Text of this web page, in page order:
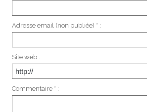
Adresse email (non publiée) * :
Site web :
Commentaire * :